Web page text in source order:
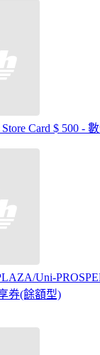
Card $ 500 -
Uni-
券(餘額型)